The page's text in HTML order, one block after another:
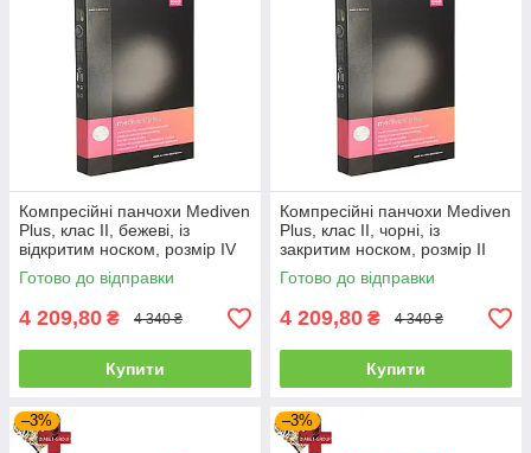
Компресійні панчохи Mediven
Plus, клас II, бежеві, із
відкритим носком, розмір IV
(4B61004000)
Готово до відправки
4 209,80 ₴ 4 340 ₴
Купити
Компресійні панчохи Mediven
Plus, клас II, чорні, із
закритим носком, розмір II
(4B61532000)
Готово до відправки
4 209,80 ₴ 4 340 ₴
Купити
–3% –3%